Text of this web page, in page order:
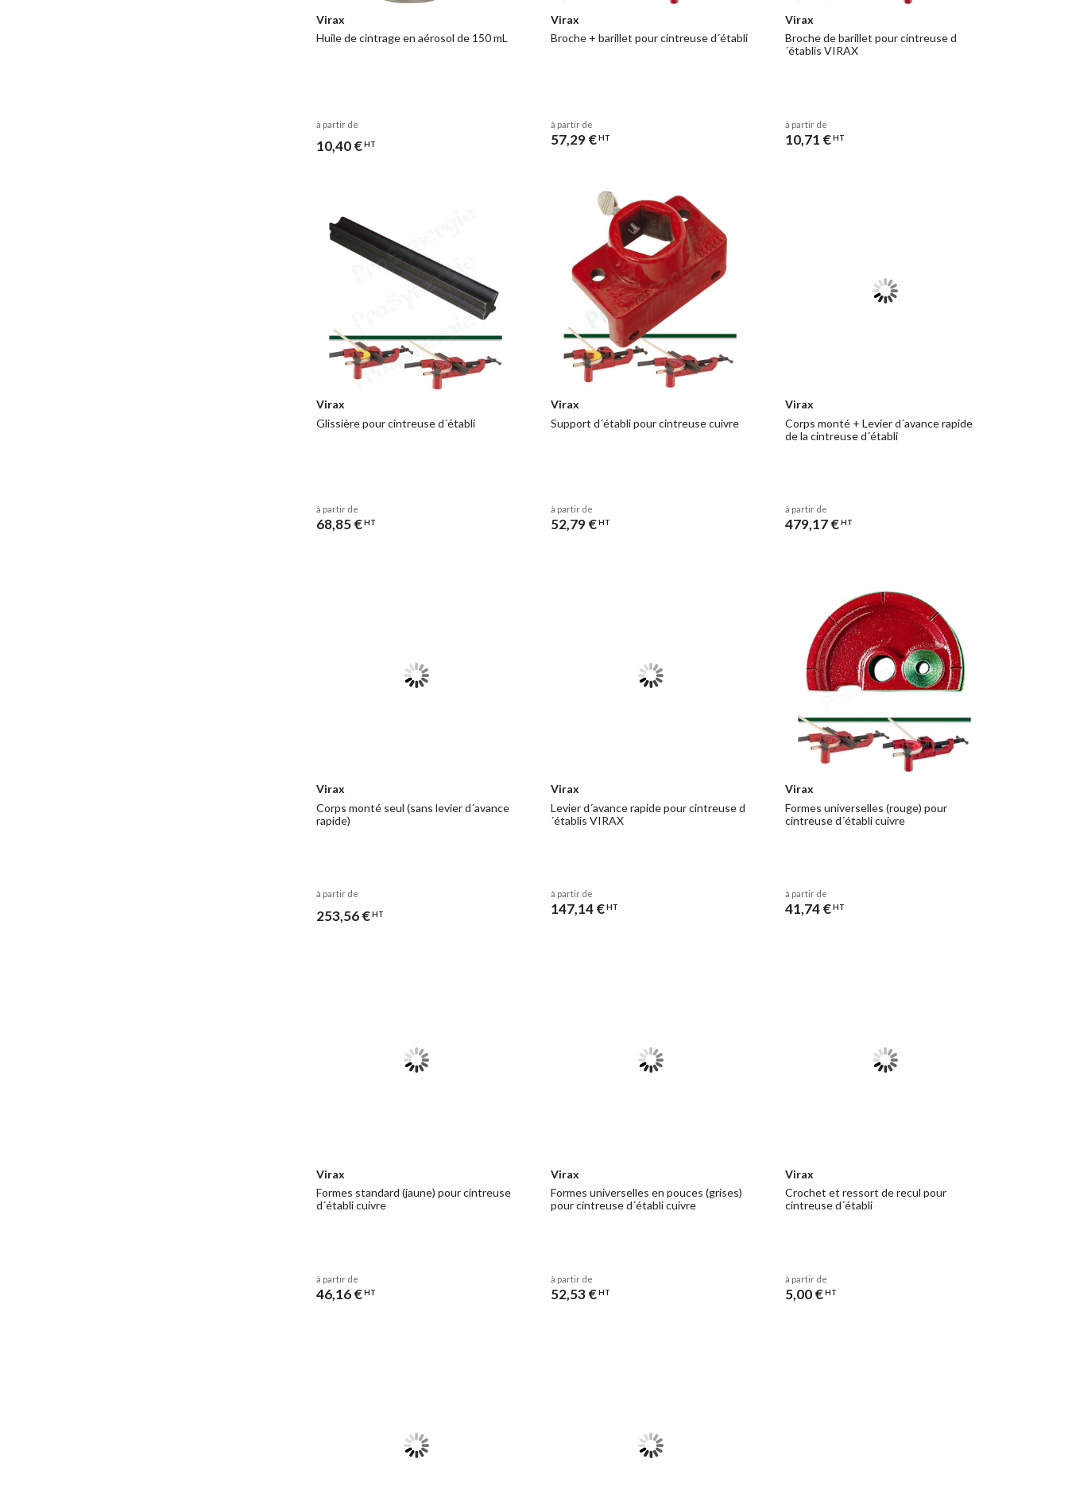
Virax
Huile de cintrage en aérosol de 150 mL
à partir de
10,40 €HT
Virax
Broche + barillet pour cintreuse d´établi
à partir de
57,29 €HT
Virax
Broche de barillet pour cintreuse d
´établis VIRAX
à partir de
10,71 €HT
Virax
Glissière pour cintreuse d´établi
à partir de
68,85 €HT
Virax
Support d´établi pour cintreuse cuivre
à partir de
52,79 €HT
Virax
Corps monté + Levier d´avance rapide
de la cintreuse d´établi
à partir de
479,17 €HT
Virax
Corps monté seul (sans levier d´avance
rapide)
à partir de
253,56 €HT
Virax
Levier d´avance rapide pour cintreuse d
´établis VIRAX
à partir de
147,14 €HT
Virax
Formes universelles (rouge) pour
cintreuse d´établi cuivre
à partir de
41,74 €HT
Virax
Formes standard (jaune) pour cintreuse
d´établi cuivre
à partir de
46,16 €HT
Virax
Formes universelles en pouces (grises)
pour cintreuse d´établi cuivre
à partir de
52,53 €HT
Virax
Crochet et ressort de recul pour
cintreuse d´établi
à partir de
5,00 €HT